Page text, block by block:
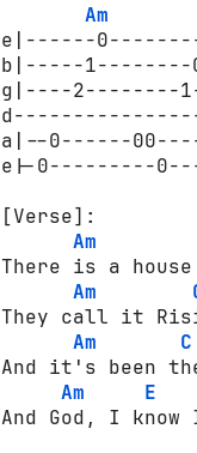
Am
e|------
b|-----1--------
g|----2--------
a|--0------
e|-0---------
[Verse]:
Am
There is a
Am
They call it
Am
C
And it's been
Am
E
And God, I know